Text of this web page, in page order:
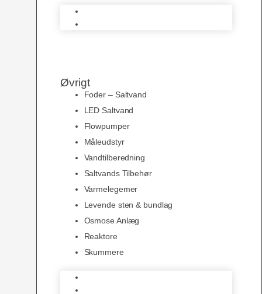
Øvrigt
Foder – Saltvand
LED Saltvand
Flowpumper
Måleudstyr
Vandtilberedning
Saltvands Tilbehør
Varmelegemer
Levende sten & bundlag
Osmose Anlæg
Reaktore
Skummere